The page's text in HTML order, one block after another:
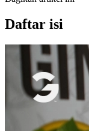
Daftar isi